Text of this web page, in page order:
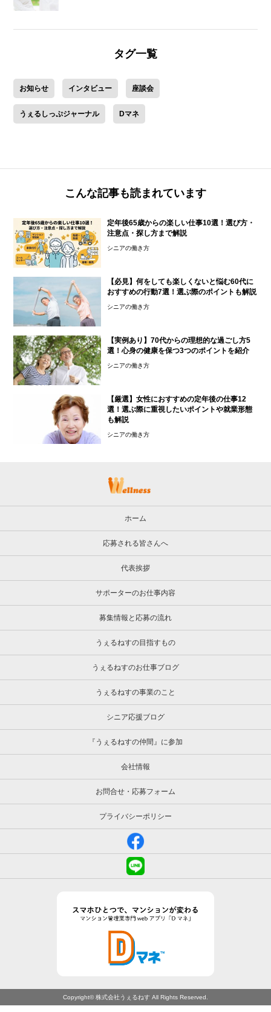
タグ一覧
お知らせ インタビュー 座談会
うぇるしっぷジャーナル Dマネ
こんな記事も読まれています
定年後65歳からの楽しい仕事10選！選び方・
注意点・探し方まで解説
シニアの働き方
【必見】何をしても楽しくないと悩む60代に
おすすめの行動7選！選ぶ際のポイントも解説
シニアの働き方
【実例あり】70代からの理想的な過ごし方5
選！心身の健康を保つ3つのポイントを紹介
シニアの働き方
【厳選】女性におすすめの定年後の仕事12
選！選ぶ際に重視したいポイントや就業形態
も解説
シニアの働き方
ホーム
応募される皆さんへ
代表挨拶
サポーターのお仕事内容
募集情報と応募の流れ
うぇるねすの目指すもの
うぇるねすのお仕事ブログ
うぇるねすの事業のこと
シニア応援ブログ
『うぇるねすの仲間』に参加
会社情報
お問合せ・応募フォーム
プライバシーポリシー
Copyright© 株式会社うぇるねす All Rights Reserved.